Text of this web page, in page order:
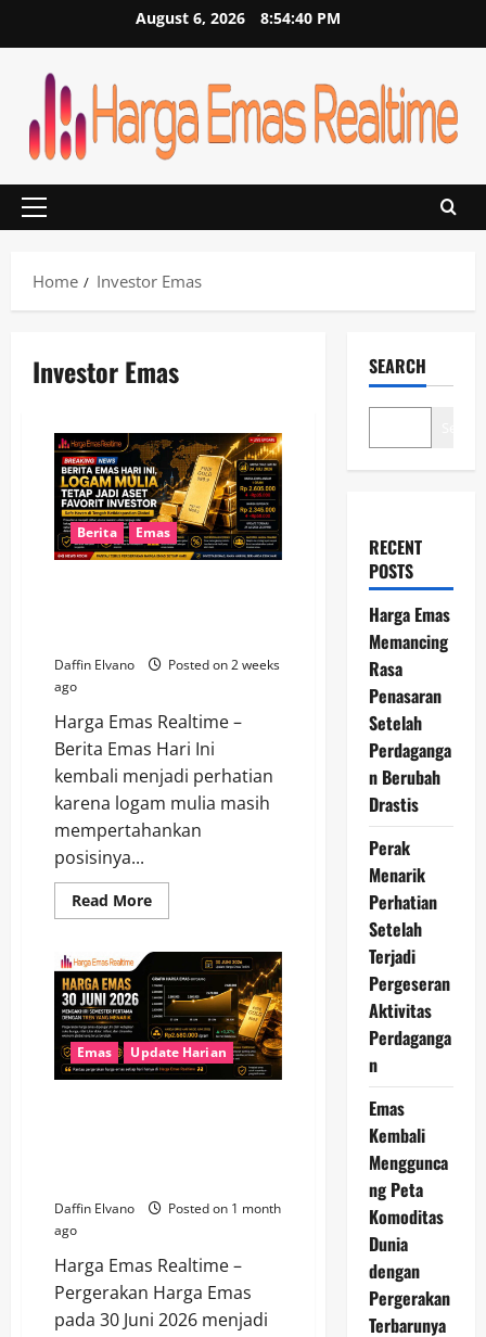
August 6, 2026 8:54:41 PM
Primary
Home
Investor Emas
Investor Emas
Berita Emas
Daffin Elvano
Posted on 2 weeks
ago
Harga Emas Realtime –
Berita Emas Hari Ini
kembali menjadi perhatian
karena logam mulia masih
mempertahankan
posisinya...
Read MoreRead
more
Hari
Ini,
Logam
Mulia
Tetap
Jadi
Aset
Favorit
Emas Update Harian
Daffin Elvano
Posted on 1 month
ago
Harga Emas Realtime –
Pergerakan Harga Emas
pada 30 Juni 2026 menjadi
SEARCH
RECENT
POSTS
Harga Emas
Memancing
Rasa
Penasaran
Setelah
Perdaganga
n Berubah
Drastis
Perak
Menarik
Perhatian
Setelah
Terjadi
Pergeseran
Aktivitas
Perdaganga
n
Emas
Kembali
Menggunca
ng Peta
Komoditas
Dunia
dengan
Pergerakan
Terbarunya